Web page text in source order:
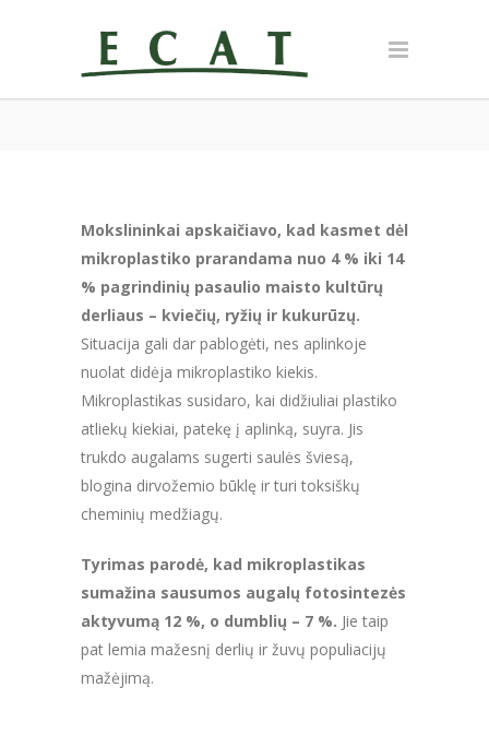
Mokslininkai apskaičiavo, kad kasmet dėl
mikroplastiko prarandama nuo 4 % iki 14
% pagrindinių pasaulio maisto kultūrų
derliaus – kviečių, ryžių ir kukurūzų.
Situacija gali dar pablogėti, nes aplinkoje
nuolat didėja mikroplastiko kiekis.
Mikroplastikas susidaro, kai didžiuliai plastiko
atliekų kiekiai, patekę į aplinką, suyra. Jis
trukdo augalams sugerti saulės šviesą,
blogina dirvožemio būklę ir turi toksiškų
cheminių medžiagų.
Tyrimas parodė, kad mikroplastikas
sumažina sausumos augalų fotosintezės
aktyvumą 12 %, o dumblių – 7 %. Jie taip
pat lemia mažesnį derlių ir žuvų populiacijų
mažėjimą.